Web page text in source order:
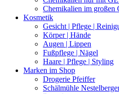
Chemikalien im großen
Kosmetik
Gesicht | Pflege |
Körper | Hände
Augen | Lippen
Fußpflege | Nägel
Haare | Pflege | Styling
Marken im Shop
Drogerie Pfeiffer
Schälmühle